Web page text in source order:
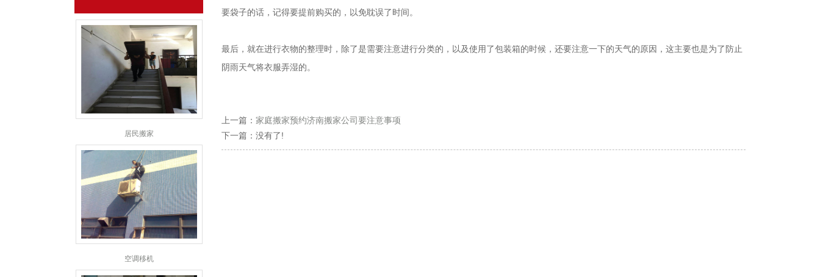
居民搬家
空调移机
要袋子的话，记得要提前购买的，以免耽误了时间。
最后，就在进行衣物的整理时，除了是需要注意进行分类的，以及使用了包装箱的时候，还要注意一下的天气的原因，这主要也是为了防止
阴雨天气将衣服弄湿的。
上一篇： 家庭搬家预约济南搬家公司要注意事项
下一篇：没有了!